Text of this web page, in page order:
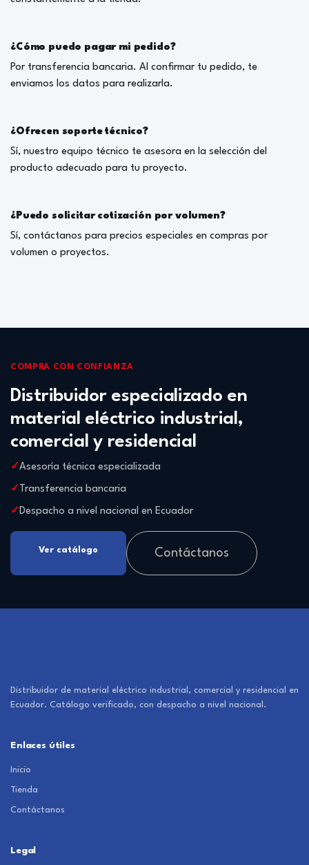
¿Cómo puedo pagar mi pedido?
Por transferencia bancaria. Al confirmar tu pedido, te
enviamos los datos para realizarla.
¿Ofrecen soporte técnico?
Sí, nuestro equipo técnico te asesora en la selección del
producto adecuado para tu proyecto.
¿Puedo solicitar cotización por volumen?
Sí, contáctanos para precios especiales en compras por
volumen o proyectos.
COMPRA CON CONFIANZA
Distribuidor especializado en
material eléctrico industrial,
comercial y residencial
Asesoría técnica especializada
Transferencia bancaria
Despacho a nivel nacional en Ecuador
Ver catálogo Contáctanos
Distribuidor de material eléctrico industrial, comercial y residencial en
Ecuador. Catálogo verificado, con despacho a nivel nacional.
Enlaces útiles
Inicio
Tienda
Contáctanos
Legal